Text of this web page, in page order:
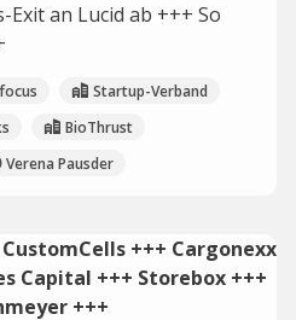
an Lucid ab +++ So
Startup-Verband
BioThrust
Verena Pausder